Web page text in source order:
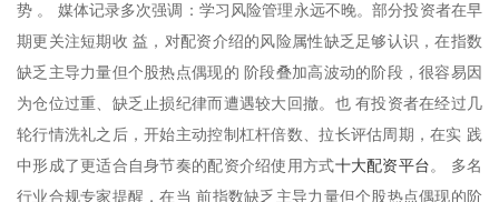
势 。 媒体记录多次强调：学习风险管理永远不晚。部分投资者在早
期更关注短期收 益，对配资介绍的风险属性缺乏足够认识，在指数
缺乏主导力量但个股热点偶现的 阶段叠加高波动的阶段，很容易因
为仓位过重、缺乏止损纪律而遭遇较大回撤。也 有投资者在经过几
轮行情洗礼之后，开始主动控制杠杆倍数、拉长评估周期，在实 践
中形成了更适合自身节奏的配资介绍使用方式十大配资平台。 多名
行业合规专家提醒，在当 前指数缺乏主导力量但个股热点偶现的阶